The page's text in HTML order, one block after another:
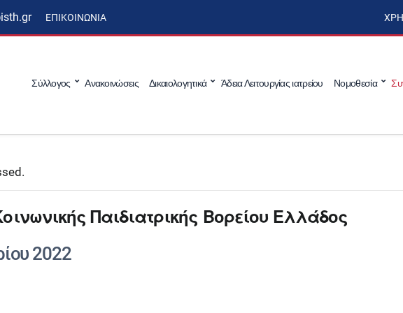
ΕΠΙΚΟΙΝΩΝΊΑ
Σύλλογος Ανακοινώσεις Δικαιολογητικά Άδεια Λειτουργίας ιατρείου Νομοθεσία
Παιδιατρικής Βορείου Ελλάδος
2022